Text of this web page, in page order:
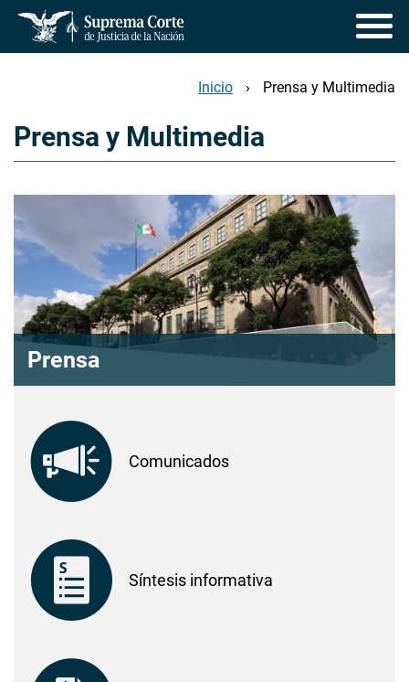
Pasar
contenido
Inicio Prensa y Multimedia
Prensa y Multimedia
Prensa
Comunicados
Síntesis informativa